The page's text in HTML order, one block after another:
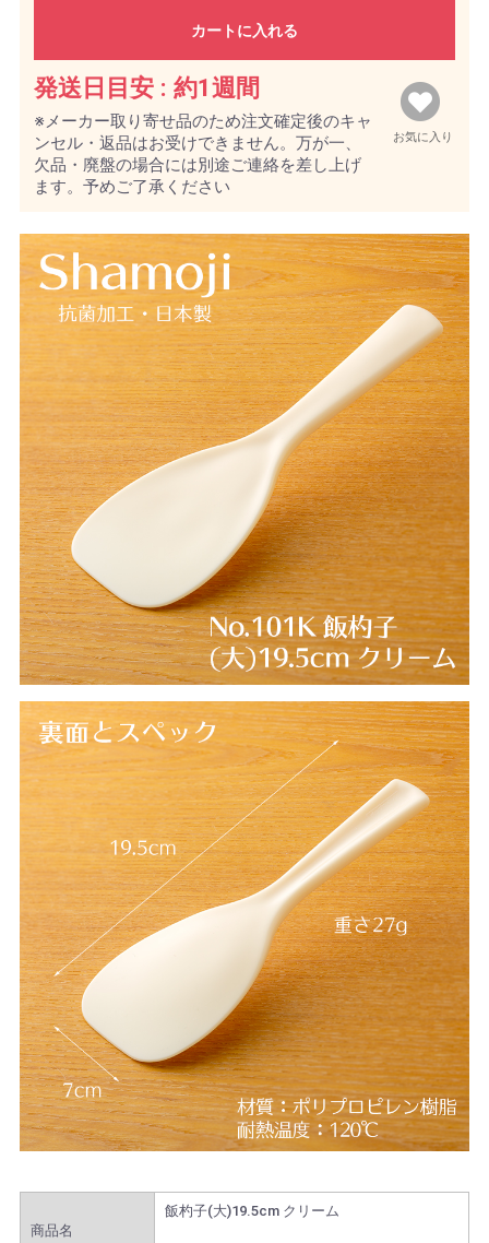
カートに入れる
お気に入り
発送日目安 :約1週間
※メーカー取り寄せ品のため注文確定後のキャ
ンセル・返品はお受けできません。万が一、
欠品・廃盤の場合には別途ご連絡を差し上げ
ます。予めご了承ください
商品名
飯杓子(大)19.5cm クリーム